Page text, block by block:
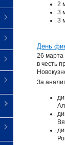
2
3
3
День
26 марта
в честь
За